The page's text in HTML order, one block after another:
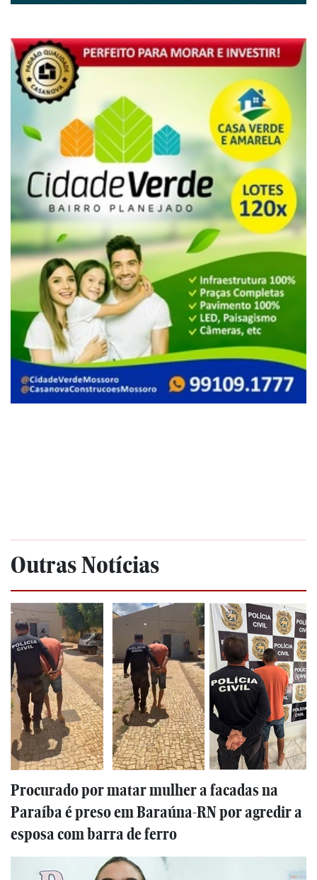
Outras Notícias
Procurado por matar mulher a facadas na
Paraíba é preso em Baraúna-RN por agredir a
esposa com barra de ferro